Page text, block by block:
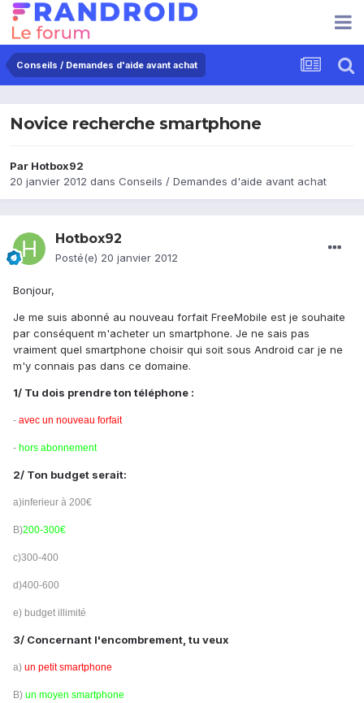
Conseils / Demandes d'aide avant achat
Novice recherche smartphone
Par Hotbox92
20 janvier 2012 dans Conseils / Demandes d'aide avant achat
Hotbox92
Posté(e) 20 janvier 2012
Bonjour,
Je me suis abonné au nouveau forfait FreeMobile est je souhaite
par conséquent m'acheter un smartphone. Je ne sais pas
vraiment quel smartphone choisir qui soit sous Android car je ne
m'y connais pas dans ce domaine.
1/ Tu dois prendre ton téléphone :
- avec un nouveau forfait
- hors abonnement
2/ Ton budget serait:
a)inferieur à 200€
B)200-300€
c)300-400
d)400-600
e) budget illimité
3/ Concernant l'encombrement, tu veux
a) un petit smartphone
B) un moyen smartphone